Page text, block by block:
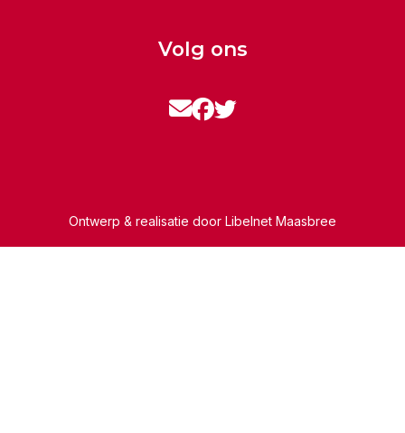
Volg ons
Ontwerp & realisatie door Libelnet Maasbree